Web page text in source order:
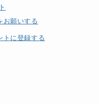
お願いする
トに登録する